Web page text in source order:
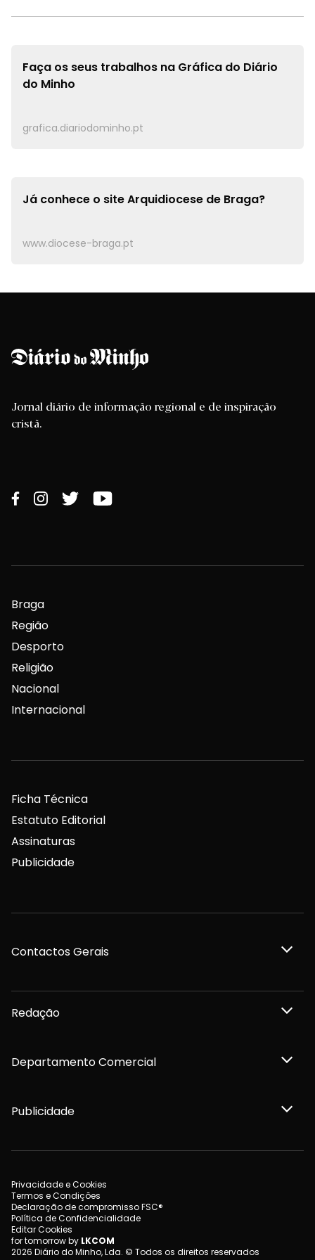
Faça os seus trabalhos na Gráfica do Diário
do Minho
grafica.diariodominho.pt
Já conhece o siteArquidiocese de Braga?
www.diocese-braga.pt
Jornal diário de informação regional e de inspiração
cristã.
Braga
Região
Desporto
Religião
Nacional
Internacional
Ficha Técnica
Estatuto Editorial
Assinaturas
Publicidade
Contactos Gerais
Redação
Departamento Comercial
Publicidade
Privacidade e Cookies
Termos e Condições
Declaração de compromisso FSC®
Política de Confidencialidade
Editar Cookies
for tomorrow by LKCOM
2026 Diário do Minho, Lda. © Todos os direitos reservados